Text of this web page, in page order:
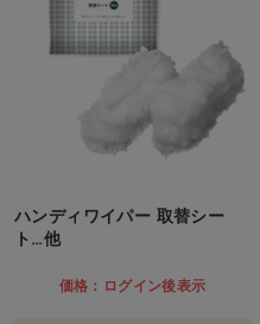
ハンディワイパー 取替シー
ト…他
価格：ログイン後表示